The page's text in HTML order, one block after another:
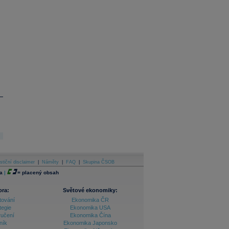
disclaimer Náměty FAQ Skupina ČSOB
| = placený obsah
Světové ekonomiky:
Ekonomika ČR
Ekonomika USA
Ekonomika Čína
Ekonomika Japonsko